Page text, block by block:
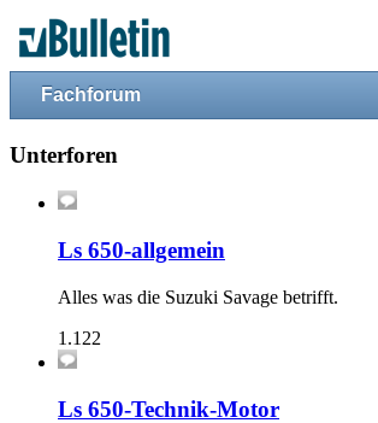
Fachforum
Unterforen
Ls 650-allgemein
Alles was die Suzuki Savage betrifft.
1.122
Ls 650-Technik-Motor